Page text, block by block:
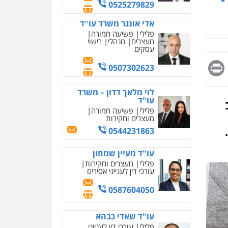
Message
Print
0525279829
אלי אונגר משרד עו"ד
פלילי פשיעה חמורה
מעצרים מנהלי רישוי
עסקים
0507302623
לוי מלאך דדון – משרד
עו"ד
פלילי פשיעה חמורה
מעצרים וחקירות
0544231863
עו"ד מעיין שמחון
פלילי מעצרים וחקירות
עורכי דין לענייני אסירים
0587604050
עו"ד שאדי כבהא
מחיקת כתבות מגוגל
ודחיקת אזכורים שליליים
שירותים מקצועיים לעורכי
דין
0522508109
אחסון אתרים
מהירות הגנה גיבוי
תמיכה שירותים מקצועיים
לעורכי דין
מרכז התחלה חדשה
אסירים עבירות מין
שירותים מקצועיים לעורכי
דין
0544500346
מאיה בלום, עו"ס,
טיפול ושיקום
טיפול בהתמכרויות
שירותים מקצועיים לעורכי
דין
איומים כתובים
תושב סכנין חשוד ששלח הודעות